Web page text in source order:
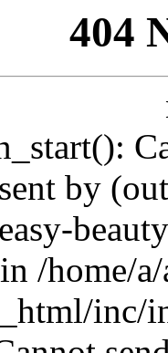
404
by
/home/
inc/